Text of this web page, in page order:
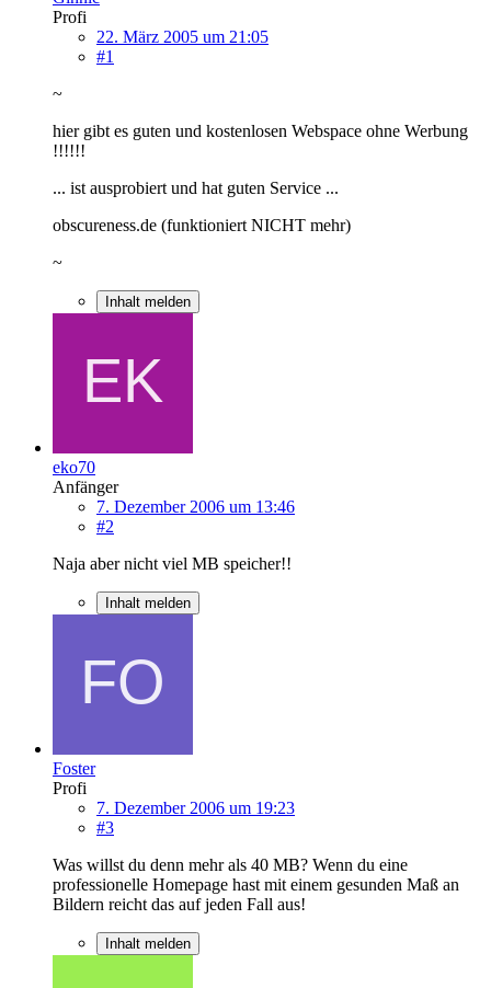
Profi
22. März 2005 um 21:05
#1
~
hier gibt es guten und kostenlosen Webspace ohne Werbung
!!!!!!
... ist ausprobiert und hat guten Service ...
obscureness.de (funktioniert NICHT mehr)
~
Inhalt melden
eko70
Anfänger
7. Dezember 2006 um 13:46
#2
Naja aber nicht viel MB speicher!!
Inhalt melden
Foster
Profi
7. Dezember 2006 um 19:23
#3
Was willst du denn mehr als 40 MB? Wenn du eine
professionelle Homepage hast mit einem gesunden Maß an
Bildern reicht das auf jeden Fall aus!
Inhalt melden